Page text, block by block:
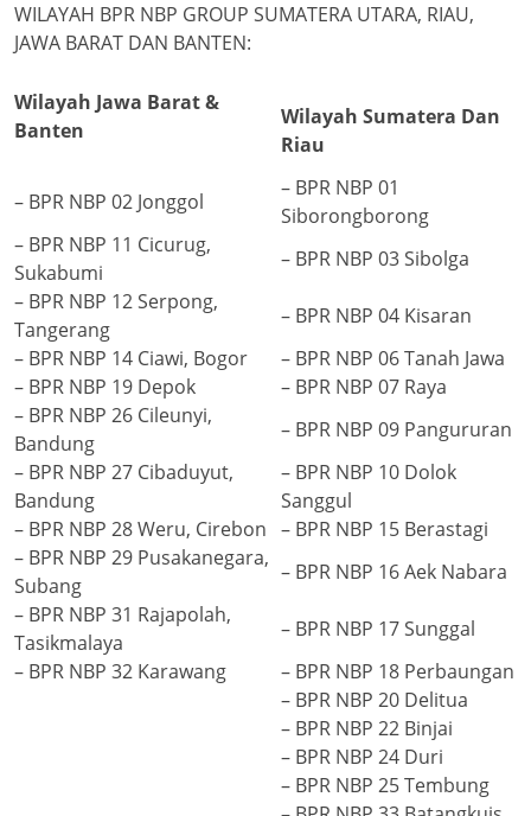
WILAYAH BPR NBP GROUP SUMATERA UTARA, RIAU,
JAWA BARAT DAN BANTEN:
Wilayah Jawa Barat &
Banten
Wilayah Sumatera Dan
Riau
– BPR NBP 02 Jonggol
– BPR NBP 01
Siborongborong
– BPR NBP 11 Cicurug,
Sukabumi
– BPR NBP 03 Sibolga
– BPR NBP 12 Serpong,
Tangerang
– BPR NBP 04 Kisaran
– BPR NBP 14 Ciawi, Bogor
– BPR NBP 06 Tanah Jawa
– BPR NBP 19 Depok
– BPR NBP 07 Raya
– BPR NBP 26 Cileunyi,
Bandung
– BPR NBP 09 Pangururan
– BPR NBP 27 Cibaduyut,
Bandung
– BPR NBP 10 Dolok
Sanggul
– BPR NBP 28 Weru, Cirebon – BPR NBP 15 Berastagi
– BPR NBP 29 Pusakanegara,
Subang
– BPR NBP 16 Aek Nabara
– BPR NBP 31 Rajapolah,
Tasikmalaya
– BPR NBP 17 Sunggal
– BPR NBP 32 Karawang
– BPR NBP 18 Perbaungan
– BPR NBP 20 Delitua
– BPR NBP 22 Binjai
– BPR NBP 24 Duri
– BPR NBP 25 Tembung